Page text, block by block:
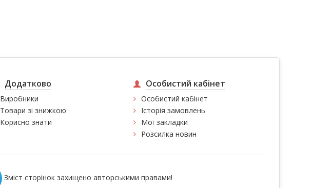
Додатково
Виробники
Товари зі знижкою
Корисно знати
Особистий кабінет
Особистий кабінет
Історія замовлень
Мої закладки
Розсилка новин
Зміст сторінок захищено авторськими правами!